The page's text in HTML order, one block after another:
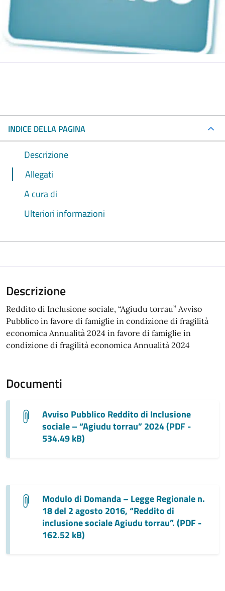
INDICE DELLA PAGINA
Descrizione
Allegati
A cura di
Ulteriori informazioni
Descrizione
Reddito di Inclusione sociale, “Agiudu torrau” Avviso
Pubblico in favore di famiglie in condizione di fragilità
economica Annualità 2024 in favore di famiglie in
condizione di fragilità economica Annualità 2024
Documenti
Avviso Pubblico Reddito di Inclusione
sociale – “Agiudu torrau” 2024 (PDF -
534.49 kB)
Modulo di Domanda – Legge Regionale n.
18 del 2 agosto 2016, “Reddito di
inclusione sociale Agiudu torrau”. (PDF -
162.52 kB)